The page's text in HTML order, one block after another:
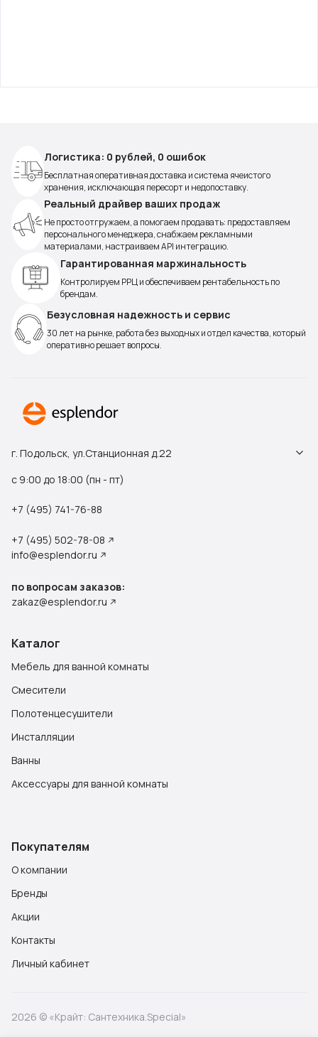
Логистика: 0 рублей, 0 ошибок
Бесплатная оперативная доставка и система ячеистого
хранения, исключающая пересорт и недопоставку.
Реальный драйвер ваших продаж
Не просто отгружаем, а помогаем продавать: предоставляем
персонального менеджера, снабжаем рекламными
материалами, настраиваем API интеграцию.
Гарантированная маржинальность
Контролируем РРЦ и обеспечиваем рентабельность по
брендам.
Безусловная надежность и сервис
30 лет на рынке, работа без выходных и отдел качества, который
оперативно решает вопросы.
г. Подольск, ул.Станционная д.22
с 9:00 до 18:00 (пн - пт)
+7 (495) 741-76-88
+7 (495) 502-78-08
info@esplendor.ru
по вопросам заказов:
zakaz@esplendor.ru
Каталог
Мебель для ванной комнаты
Смесители
Полотенцесушители
Инсталляции
Ванны
Аксессуары для ванной комнаты
Покупателям
О компании
Бренды
Акции
Контакты
Личный кабинет
2026 © «Крайт: Сантехника.Special»